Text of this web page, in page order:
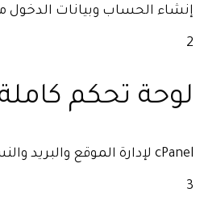
إنشاء الحساب وبيانات الدخول
2
لوحة تحكم
cPanel لإدارة الموقع والبريد والنسخ.
3